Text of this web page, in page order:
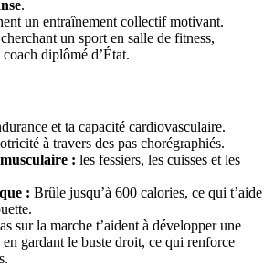
.
un entraînement collectif motivant.
un sport en salle de fitness,
diplômé d’État.
et ta capacité cardiovasculaire.
à travers des pas chorégraphiés.
: les fessiers, les cuisses et les
: Brûle jusqu’à 600 calories, ce qui t’aide
sur la marche t’aident à développer une
en gardant le buste droit, ce qui renforce